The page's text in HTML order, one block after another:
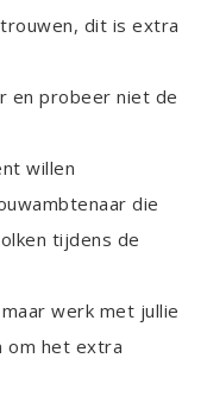
dit is extra
en probeer niet de
willen
die
tijdens de
werk met jullie
om het extra